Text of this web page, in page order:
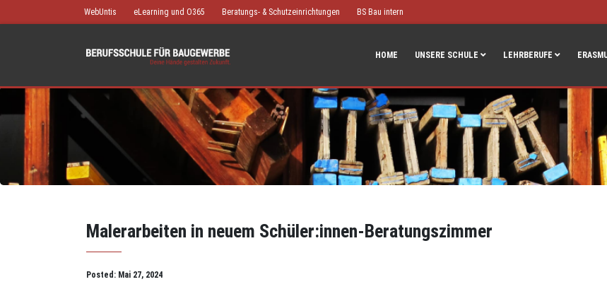
WebUntis eLearning und O365 Beratungs- & Schutzeinrichtungen BS Bau intern
HOME UNSERE SCHULE LEHRBERUFE
Malerarbeiten in neuem Schüler:innen-Beratungszimmer
Posted: Mai 27, 2024